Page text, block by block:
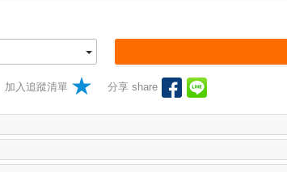
加入追蹤清單 分享 share